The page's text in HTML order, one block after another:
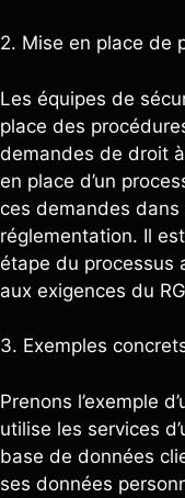
2. Mise en place de
Les équipes de
place des
demandes de droit
en place d’un
ces demandes
réglementation. Il
étape du processus
aux exigences du
3. Exemples
Prenons l’exemple
utilise les services
base de données
ses données